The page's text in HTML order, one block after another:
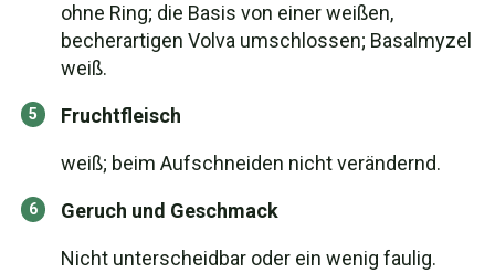
ohne Ring; die Basis von einer weißen,
becherartigen Volva umschlossen; Basalmyzel
weiß.
Fruchtfleisch
weiß; beim Aufschneiden nicht verändernd.
Geruch und Geschmack
Nicht unterscheidbar oder ein wenig faulig.